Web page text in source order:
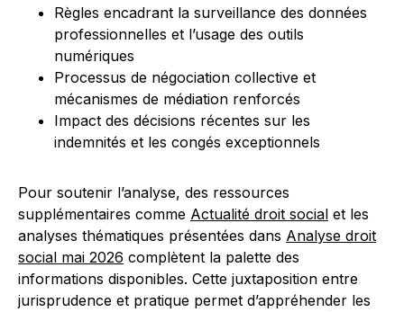
Règles encadrant la surveillance des données
professionnelles et l’usage des outils
numériques
Processus de négociation collective et
mécanismes de médiation renforcés
Impact des décisions récentes sur les
indemnités et les congés exceptionnels
Pour soutenir l’analyse, des ressources
supplémentaires comme Actualité droit social et les
analyses thématiques présentées dans Analyse droit
social mai 2026 complètent la palette des
informations disponibles. Cette juxtaposition entre
jurisprudence et pratique permet d’appréhender les